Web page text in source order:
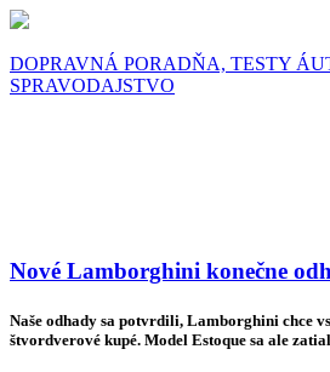
DOPRAVNÁ PORADŇA, TESTY
SPRAVODAJSTVO
Nové Lamborghini konečne
Naše odhady sa potvrdili, Lamborghini chce
štvordverové kupé. Model Estoque sa ale